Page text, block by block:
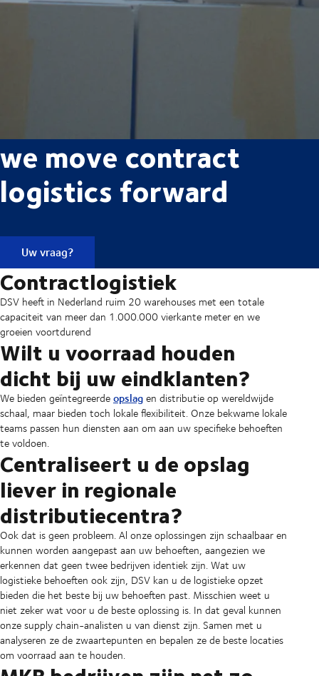
we move contract
logistics forward
Uw vraag?
Contractlogistiek
DSV heeft in Nederland ruim 20 warehouses met een totale
capaciteit van meer dan 1.000.000 vierkante meter en we
groeien voortdurend
Wilt u voorraad houden
dicht bij uw eindklanten?
We bieden geïntegreerdeopslagen distributie op wereldwijde
schaal, maar bieden toch lokale flexibiliteit. Onze bekwame lokale
teams passen hun diensten aan om aan uw specifieke behoeften
te voldoen.
Centraliseert u de opslag
liever in regionale
distributiecentra?
Ook dat is geen probleem. Al onze oplossingen zijn schaalbaar en
kunnen worden aangepast aan uw behoeften, aangezien we
erkennen dat geen twee bedrijven identiek zijn. Wat uw
logistieke behoeften ook zijn, DSV kan u de logistieke opzet
bieden die het beste bij uw behoeften past. Misschien weet u
niet zeker wat voor u de beste oplossing is. In dat geval kunnen
onze supply chain-analisten u van dienst zijn. Samen met u
analyseren ze de zwaartepunten en bepalen ze de beste locaties
om voorraad aan te houden.